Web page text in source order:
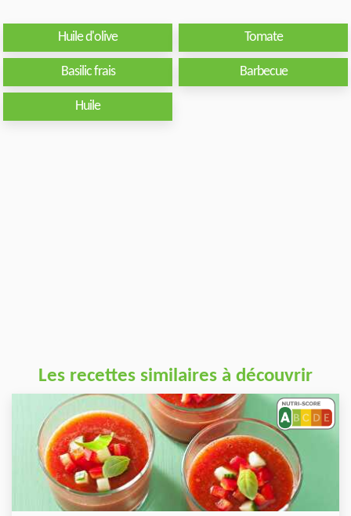
Huile d'olive Tomate
Basilic frais Barbecue
Huile
Les recettes similaires à découvrir